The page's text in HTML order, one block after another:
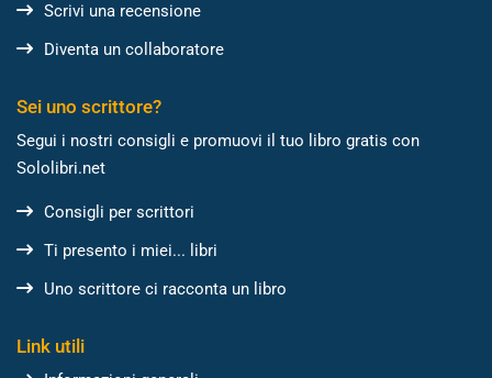
Scrivi una recensione
Diventa un collaboratore
Sei uno scrittore?
Segui i nostri consigli e promuovi il tuo libro gratis con
Sololibri.net
Consigli per scrittori
Ti presento i miei... libri
Uno scrittore ci racconta un libro
Link utili